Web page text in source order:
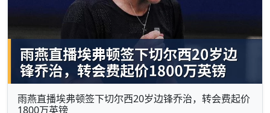
雨燕直播埃弗顿签下切尔西20岁边锋乔治，转会费起价
1800万英镑